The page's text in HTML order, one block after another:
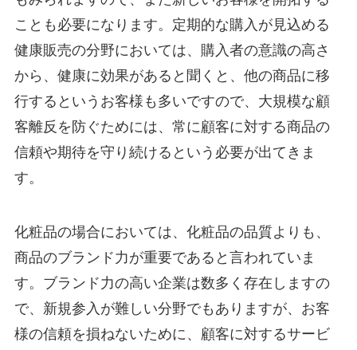
ことも必要になります。定期的な購入が見込める
健康販売の分野においては、購入者の意識の高さ
から、健康に効果があると聞くと、他の商品に移
行するというお客様も多いですので、大規模な顧
客離反を防ぐためには、常に顧客に対する商品の
信頼や期待を守り続けるという必要が出てきま
す。
化粧品の場合においては、化粧品の品質よりも、
商品のブランド力が重要であると言われていま
す。ブランド力の高い企業は数多く存在しますの
で、新規参入が難しい分野でもありますが、お客
様の信頼を損ねないために、顧客に対するサービ